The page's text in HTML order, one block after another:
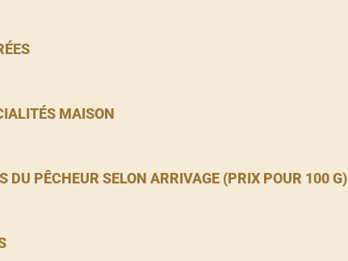
MAISON
DU PÊCHEUR SELON ARRIVAGE (PRIX POUR 100 G)